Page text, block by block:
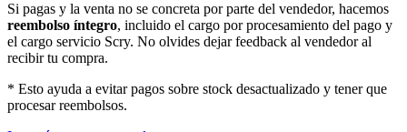
Si pagas y la venta no se concreta por parte del vendedor, hacemos
reembolso íntegro, incluido el cargo por procesamiento del pago y
el cargo servicio Scry. No olvides dejar feedback al vendedor al
recibir tu compra.
* Esto ayuda a evitar pagos sobre stock desactualizado y tener que
procesar reembolsos.